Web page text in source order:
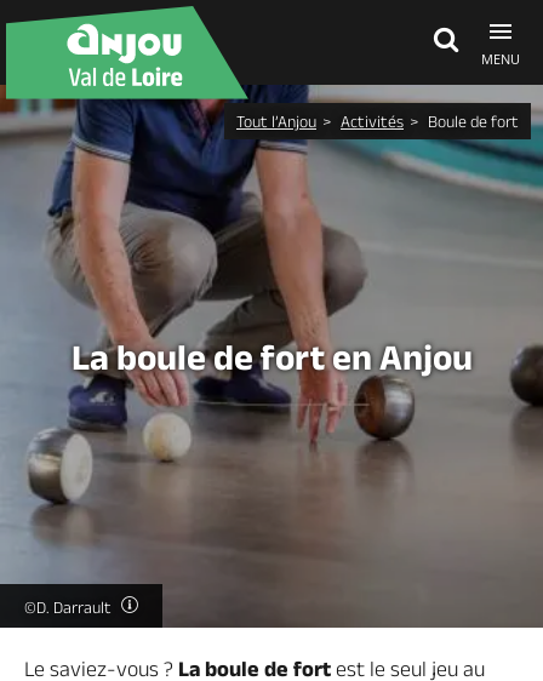
MENU
Découvrir
À voir, à faire
Agenda
Dormir, manger
Séjours, cadeaux
Tout l’Anjou Activités Boule de fort
La boule de fort en Anjou
©D. Darrault
Le saviez-vous ? La boule de fort est le seul jeu au